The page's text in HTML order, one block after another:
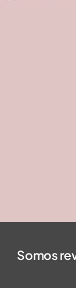
Somos